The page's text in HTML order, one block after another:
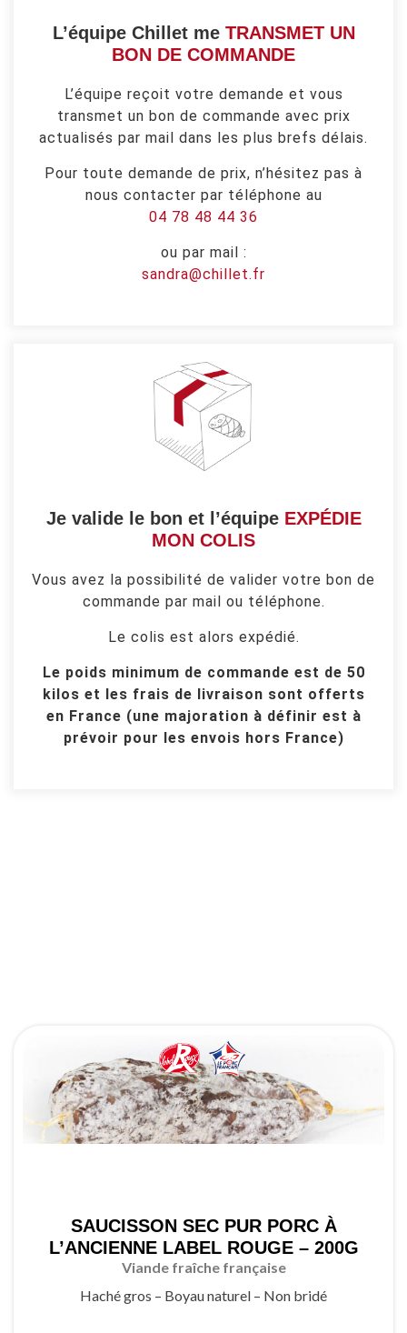
L’équipe Chillet me TRANSMET UN
BON DE COMMANDE
L’équipe reçoit votre demande et vous
transmet un bon de commande avec prix
actualisés par mail dans les plus brefs délais.
Pour toute demande de prix, n’hésitez pas à
nous contacter par téléphone au
04 78 48 44 36
ou par mail :
sandra@chillet.fr
Je valide le bon et l’équipe EXPÉDIE
MON COLIS
Vous avez la possibilité de valider votre bon de
commande par mail ou téléphone.
Le colis est alors expédié.
Le poids minimum de commande est de 50
kilos et les frais de livraison sont offerts
en France (une majoration à définir est à
prévoir pour les envois hors France)
SAUCISSON SEC PUR PORC À
L’ANCIENNE LABEL ROUGE – 200G
Viande fraîche française
Haché gros – Boyau naturel – Non bridé